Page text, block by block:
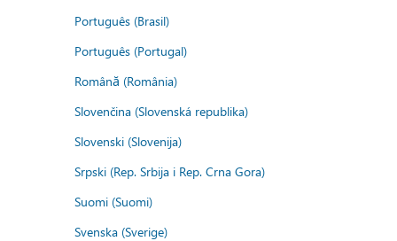
Português (Brasil)
Português (Portugal)
Română (România)
Slovenčina (Slovenská republika)
Slovenski (Slovenija)
Srpski (Rep. Srbija i Rep. Crna Gora)
Suomi (Suomi)
Svenska (Sverige)